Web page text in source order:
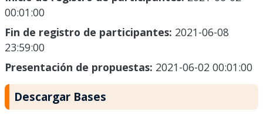
00:01:00
Fin de registro de participantes: 2021-06-08
23:59:00
Presentación de propuestas: 2021-06-02 00:01:00
Descargar Bases